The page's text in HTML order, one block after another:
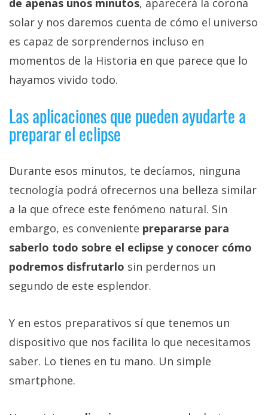
de apenas unos minutos, aparecerá la corona
solar y nos daremos cuenta de cómo el universo
es capaz de sorprendernos incluso en
momentos de la Historia en que parece que lo
hayamos vivido todo.
Las aplicaciones que pueden ayudarte a
preparar el eclipse
Durante esos minutos, te decíamos, ninguna
tecnología podrá ofrecernos una belleza similar
a la que ofrece este fenómeno natural. Sin
embargo, es conveniente prepararse para
saberlo todo sobre el eclipse y conocer cómo
podremos disfrutarlo sin perdernos un
segundo de este esplendor.
Y en estos preparativos sí que tenemos un
dispositivo que nos facilita lo que necesitamos
saber. Lo tienes en tu mano. Un simple
smartphone.